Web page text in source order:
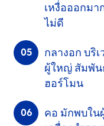
เหงื่อออกมา
ไม่ดี
กลางอก บริ
ผู้ใหญ่ สัมพัน
ฮอร์โมน
คอ มักพบใน